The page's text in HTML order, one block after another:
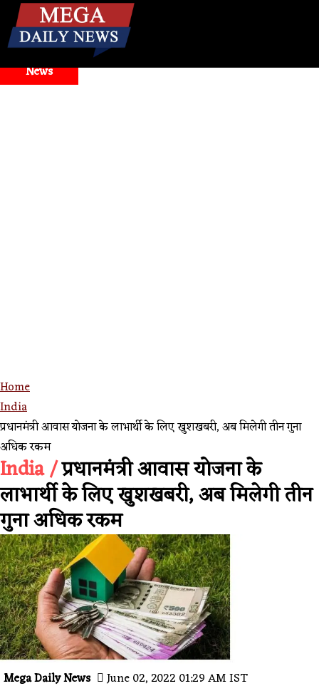
News
Home
India
प्रधानमंत्री आवास योजना के लाभार्थी के लिए खुशखबरी, अब मिलेगी तीन गुना
अधिक रकम
India /प्रधानमंत्री आवास योजना के
लाभार्थी के लिए खुशखबरी, अब मिलेगी तीन
गुना अधिक रकम
Mega Daily News June 02, 2022 01:29 AM IST